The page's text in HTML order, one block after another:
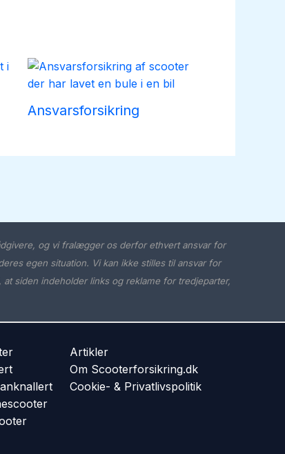
Ansvarsforsikring
og vi fralægger os derfor ethvert ansvar for
egen situation. Vi kan ikke stilles til ansvar for
siden indeholder links og reklame for tredjeparter,
Artikler
Om Scooterforsikring.dk
Cookie- & Privatlivspolitik